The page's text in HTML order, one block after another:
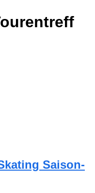
Saison-